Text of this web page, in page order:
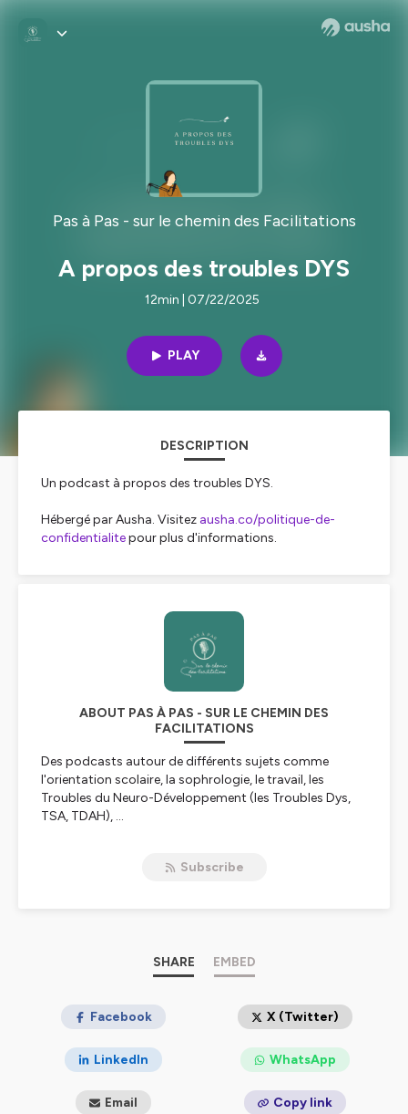
Pas à Pas - sur le chemin des Facilitations
A propos des troubles DYS
12min | 07/22/2025
PLAY
DESCRIPTION
Un podcast à propos des troubles DYS.
Hébergé par Ausha. Visitez ausha.co/politique-de-
confidentialitepour plus d'informations.
ABOUT PAS À PAS - SUR LE CHEMIN DES
FACILITATIONS
Des podcasts autour de différents sujets comme
l'orientation scolaire, la sophrologie, le travail, les
Troubles du Neuro-Développement (les Troubles Dys,
TSA, TDAH), ...
pour plus d'informations.
Subscribe
SHARE EMBED
Facebook X (Twitter)
LinkedIn WhatsApp
Email Copy link